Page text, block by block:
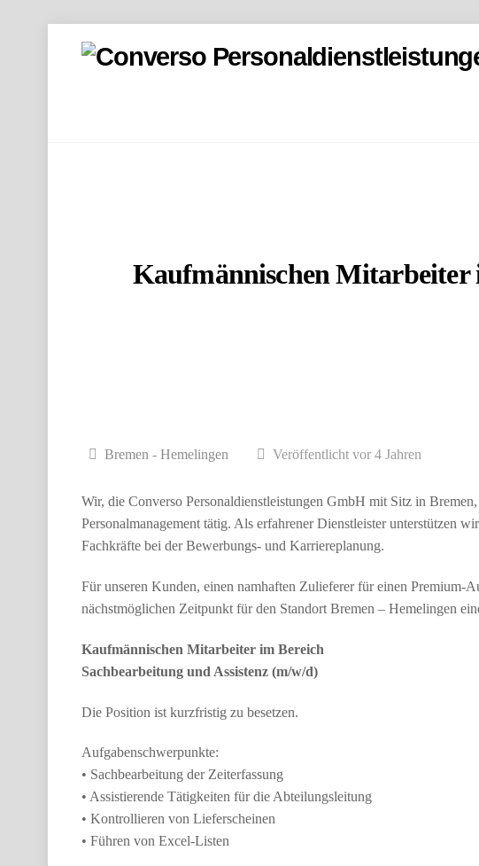
Kaufmännischen Mitarbeiter
Bremen - Hemelingen Veröffentlicht vor 4 Jahren
Wir, die Converso Personaldienstleistungen GmbH mit Sitz in
Personalmanagement tätig. Als erfahrener Dienstleister unterstützen
Fachkräfte bei der Bewerbungs- und Karriereplanung.
Für unseren Kunden, einen namhaften Zulieferer für einen Premium-
nächstmöglichen Zeitpunkt für den Standort Bremen – Hemelingen
Kaufmännischen Mitarbeiter im Bereich
Sachbearbeitung und Assistenz (m/w/d)
Die Position ist kurzfristig zu besetzen.
Aufgabenschwerpunkte:
• Sachbearbeitung der Zeiterfassung
• Assistierende Tätigkeiten für die Abteilungsleitung
• Kontrollieren von Lieferscheinen
• Führen von Excel-Listen